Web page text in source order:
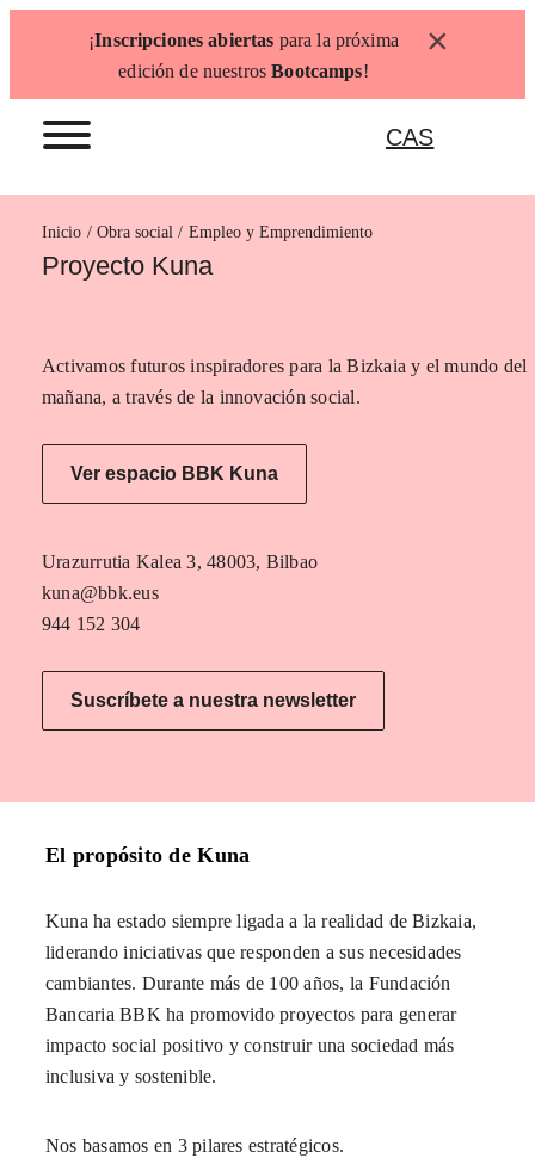
¡Inscripciones abiertas para la próxima
edición de nuestrosBootcamps!
×
CAS
Inicio Empleo y Emprendimiento
Proyecto Kuna
Activamos futuros inspiradores para la Bizkaia y el mundo del
mañana, a través de la innovación social.
Ver espacio BBK Kuna
Urazurrutia Kalea 3, 48003, Bilbao
kuna@bbk.eus
944 152 304
Suscríbete a nuestra newsletter
El propósito de Kuna
Kuna ha estado siempre ligada a la realidad de Bizkaia,
liderando iniciativas que responden a sus necesidades
cambiantes. Durante más de 100 años, la Fundación
Bancaria BBK ha promovido proyectos para generar
impacto social positivo y construir una sociedad más
inclusiva y sostenible.
Nos basamos en 3 pilares estratégicos.